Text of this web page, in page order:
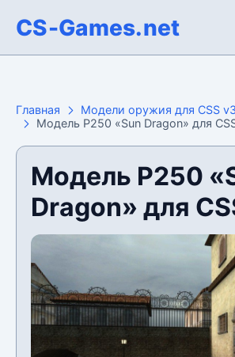
CS-Games.net
Главная
Модели оружия для CSS
Модель P250 «Sun Dragon» для
Модель P250
Dragon» для